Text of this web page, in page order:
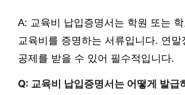
A: 교육비 납입증명서는 학원 또는
교육비를 증명하는 서류입니다. 연말
공제를 받을 수 있어 필수적입니다.
Q: 교육비 납입증명서는 어떻게 발급